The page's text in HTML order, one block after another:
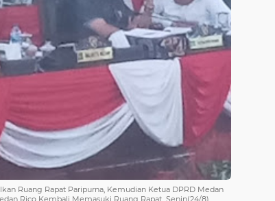
Ruang Rapat Paripurna, Kemudian Ketua DPRD Medan
Rico Kembali Memasuki Ruang Rapat Senin(24/8)